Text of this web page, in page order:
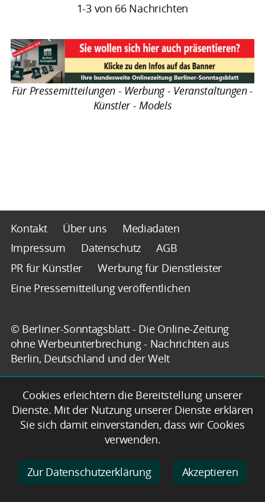
1-3 von 66 Nachrichten
Für Pressemitteilungen - Werbung - Veranstaltungen -
Künstler - Models
Kontakt Über uns
Mediadaten
Impressum
Datenschutz
AGB
PR für Künstler
Werbung für Dienstleister
Eine Pressemitteilung veröffentlichen
© Berliner-Sonntagsblatt - Die Online-Zeitung
ohne Werbeunterbrechung - Nachrichten aus
Berlin, Deutschland und der Welt
Cookies erleichtern die Bereitstellung unserer
Dienste. Mit der Nutzung unserer Dienste erklären
Sie sich damit einverstanden, dass wir Cookies
verwenden.
Zur Datenschutzerklärung Akzeptieren